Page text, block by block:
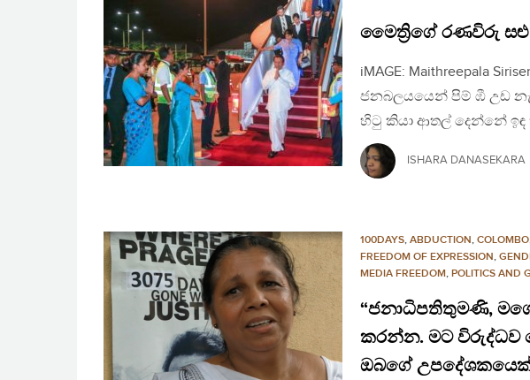
මෛත්‍රිගේ රණවිරු සළු
iMAGE: Maithreepala
ජනබලයයෙන් පිම් ඹී උඩ
හිටු කියා ආතල් දෙන්නේ ඉඳ
ISHARA DANASEKARA
100DAYS, ABDUCTION, COLOMBO
FREEDOM OF EXPRESSION,
MEDIA FREEDOM, POLITICS AND
“ජනාධිපතිතුමණි,
කරන්න. මට විරුද්ධව
ඔබගේ